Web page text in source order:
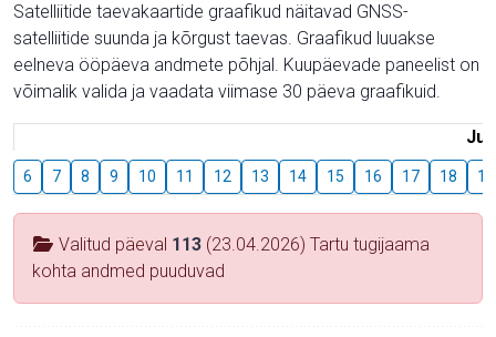
Satelliitide taevakaartide graafikud näitavad GNSS-
satelliitide suunda ja kõrgust taevas. Graafikud luuakse
eelneva ööpäeva andmete põhjal. Kuupäevade paneelist on
võimalik valida ja vaadata viimase 30 päeva graafikuid.
6 7 8 9 10 11 12 13 14 15 16 17 18 19
Valitud päeval 113 (23.04.2026) Tartu tugijaama
kohta andmed puuduvad